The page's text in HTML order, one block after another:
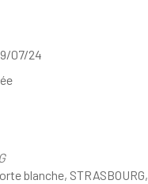
07/24
blanche,